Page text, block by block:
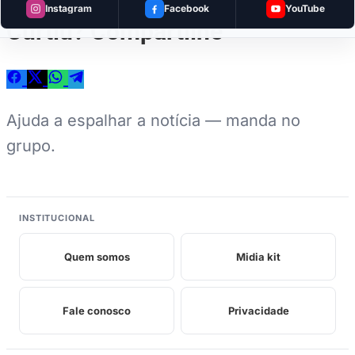
Instagram Facebook YouTube
Curtiu? Compartilhe
Ajuda a espalhar a notícia — manda no
grupo.
INSTITUCIONAL
Quem somos Midia kit
Fale conosco Privacidade